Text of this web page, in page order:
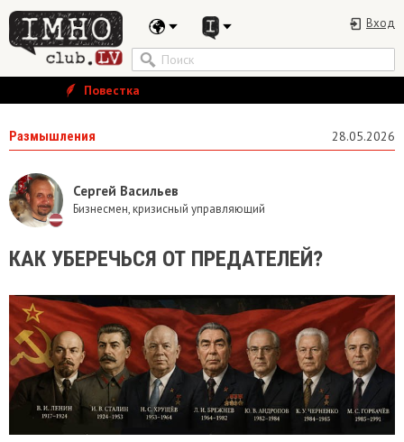
Вход
Повестка
Размышления 28.05.2026
Сергей Васильев
Бизнесмен, кризисный управляющий
КАК УБЕРЕЧЬСЯ ОТ ПРЕДАТЕЛЕЙ?